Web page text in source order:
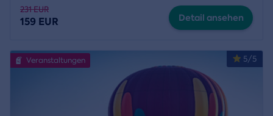
231 EUR
159 EUR Detail ansehen
5/5
Veranstaltungen